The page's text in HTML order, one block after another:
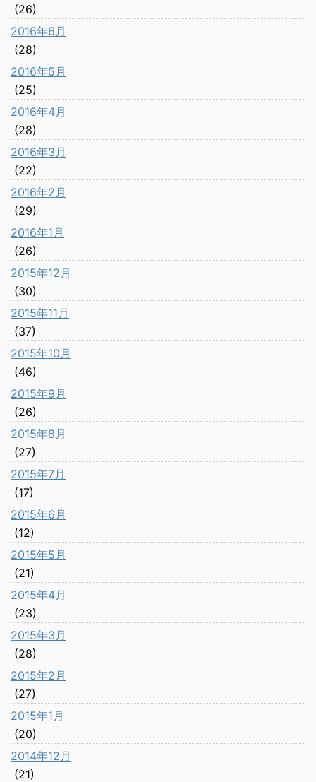
(26)
2016年6月
(28)
2016年5月
(25)
2016年4月
(28)
2016年3月
(22)
2016年2月
(29)
2016年1月
(26)
2015年12月
(30)
2015年11月
(37)
2015年10月
(46)
2015年9月
(26)
2015年8月
(27)
2015年7月
(17)
2015年6月
(12)
2015年5月
(21)
2015年4月
(23)
2015年3月
(28)
2015年2月
(27)
2015年1月
(20)
2014年12月
(21)